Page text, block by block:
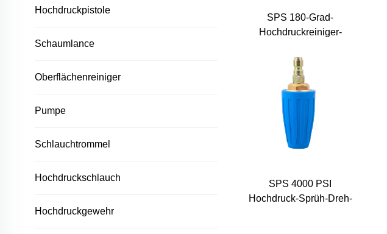
Hochdruckpistole
Schaumlance
Oberflächenreiniger
Pumpe
Schlauchtrommel
Hochdruckschlauch
Hochdruckgewehr
SPS 180-Grad-
Hochdruckreiniger-
Schnellkupplungs-
Schwenkadapter
Drehdüse für
Hochdruckreiniger
SPS 4000 PSI
Hochdruck-Sprüh-Dreh-